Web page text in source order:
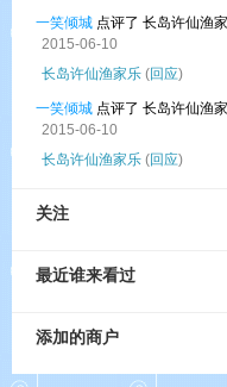
一笑倾城 点评了 长岛许仙渔
2015-06-10
长岛许仙渔家乐 (回应)
一笑倾城 点评了 长岛许仙渔
2015-06-10
长岛许仙渔家乐 (回应)
关注
最近谁来看过
添加的商户